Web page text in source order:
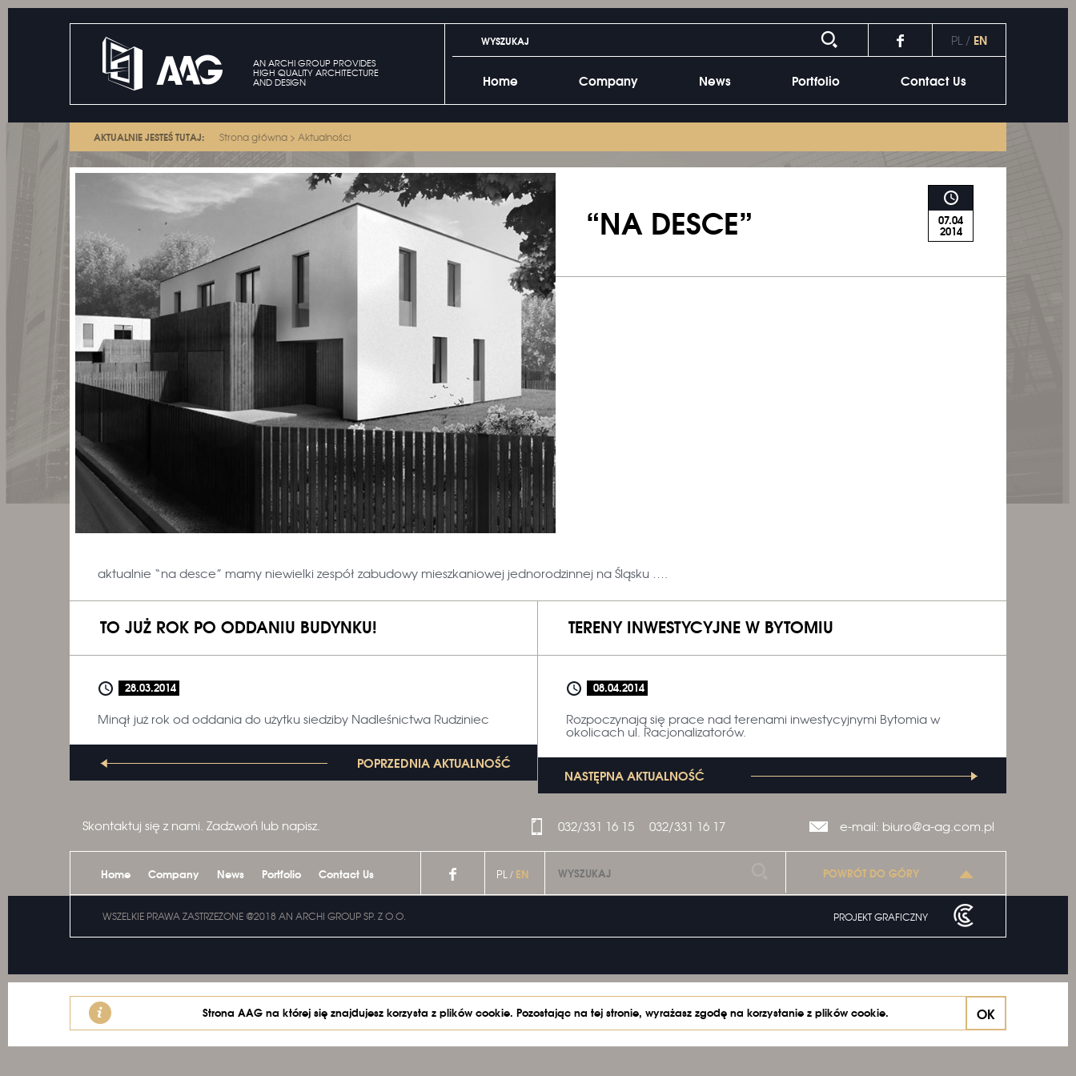
AN ARCHI GROUP PROVIDES
HIGH QUALITY ARCHITECTURE
AND DESIGN
PL/ EN
Home Company News Portfolio Contact Us
AKTUALNIE JESTEŚ TUTAJ: Strona główna > Aktualności
“NA DESCE” 07.04
2014
aktualnie “na desce” mamy niewielki zespół zabudowy mieszkaniowej jednorodzinnej na Śląsku ….
TO JUŻ ROK PO ODDANIU BUDYNKU!
28.03.2014
Minął już rok od oddania do użytku siedziby Nadleśnictwa Rudziniec
POPRZEDNIA AKTUALNOŚĆ
TERENY INWESTYCYJNE W BYTOMIU
08.04.2014
Rozpoczynają się prace nad terenami inwestycyjnymi Bytomia w
okolicach ul. Racjonalizatorów.
NASTĘPNA AKTUALNOŚĆ
Skontaktuj się z nami. Zadzwoń lub napisz. e-mail: biuro@a-ag.com.pl
032/331 16 15 032/331 16 17
Home Company News Portfolio Contact Us PL / EN POWRÓT DO GÓRY
WSZELKIE PRAWA ZASTRZEŻONE @2018 AN ARCHI GROUP SP. Z O.O. PROJEKT GRAFICZNY
Strona AAG na której się znajdujesz korzysta z plików cookie. Pozostając na tej stronie, wyrażasz zgodę na korzystanie z plików cookie. OK